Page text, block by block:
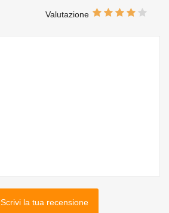
Valutazione
Scrivi la tua recensione